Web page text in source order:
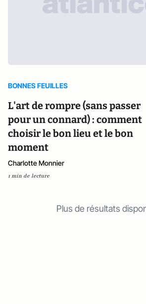
BONNES FEUILLES
L'art de rompre (sans passer
pour un connard) : comment
choisir le bon lieu et le bon
moment
Charlotte Monnier
1 min de lecture
Plus de résultats